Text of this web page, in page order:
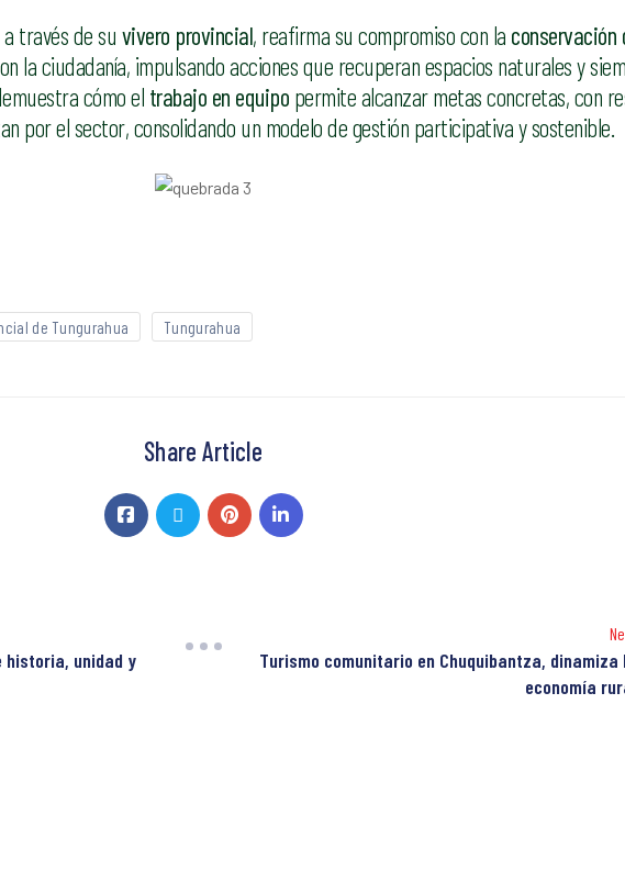
a través de su vivero provincial, reafirma su compromiso con la conservación
la ciudadanía, impulsando acciones que recuperan espacios naturales y
cómo el trabajo en equipo permite alcanzar metas concretas, con
por el sector, consolidando un modelo de gestión participativa y sostenible.
de Tungurahua Tungurahua
Share Article
historia, unidad y
Turismo comunitario en Chuquibantza, dinamiza
economía